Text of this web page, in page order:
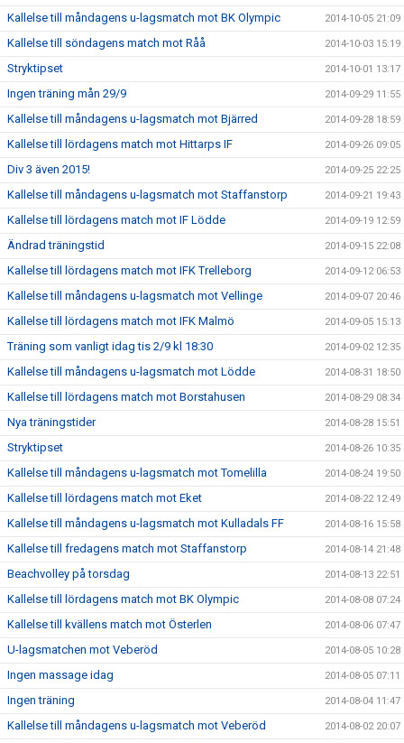
Kallelse till måndagens u-lagsmatch mot BK Olympic 2014-10-05 21:09
Kallelse till söndagens match mot Råå 2014-10-03 15:19
Stryktipset 2014-10-01 13:17
Ingen träning mån 29/9 2014-09-29 11:55
Kallelse till måndagens u-lagsmatch mot Bjärred 2014-09-28 18:59
Kallelse till lördagens match mot Hittarps IF 2014-09-26 09:05
Div 3 även 2015! 2014-09-25 22:25
Kallelse till måndagens u-lagsmatch mot Staffanstorp 2014-09-21 19:43
Kallelse till lördagens match mot IF Lödde 2014-09-19 12:59
Ändrad träningstid 2014-09-15 22:08
Kallelse till lördagens match mot IFK Trelleborg 2014-09-12 06:53
Kallelse till måndagens u-lagsmatch mot Vellinge 2014-09-07 20:46
Kallelse till lördagens match mot IFK Malmö 2014-09-05 15:13
Träning som vanligt idag tis 2/9 kl 18:30 2014-09-02 12:35
Kallelse till måndagens u-lagsmatch mot Lödde 2014-08-31 18:50
Kallelse till lördagens match mot Borstahusen 2014-08-29 08:34
Nya träningstider 2014-08-28 15:51
Stryktipset 2014-08-26 10:35
Kallelse till måndagens u-lagsmatch mot Tomelilla 2014-08-24 19:50
Kallelse till lördagens match mot Eket 2014-08-22 12:49
Kallelse till måndagens u-lagsmatch mot Kulladals FF 2014-08-16 15:58
Kallelse till fredagens match mot Staffanstorp 2014-08-14 21:48
Beachvolley på torsdag 2014-08-13 22:51
Kallelse till lördagens match mot BK Olympic 2014-08-08 07:24
Kallelse till kvällens match mot Österlen 2014-08-06 07:47
U-lagsmatchen mot Veberöd 2014-08-05 10:28
Ingen massage idag 2014-08-05 07:11
Ingen träning 2014-08-04 11:47
Kallelse till måndagens u-lagsmatch mot Veberöd 2014-08-02 20:07